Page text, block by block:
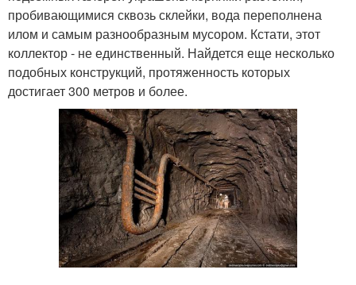
пробивающимися сквозь склейки, вода переполнена
илом и самым разнообразным мусором. Кстати, этот
коллектор - не единственный. Найдется еще несколько
подобных конструкций, протяженность которых
достигает 300 метров и более.